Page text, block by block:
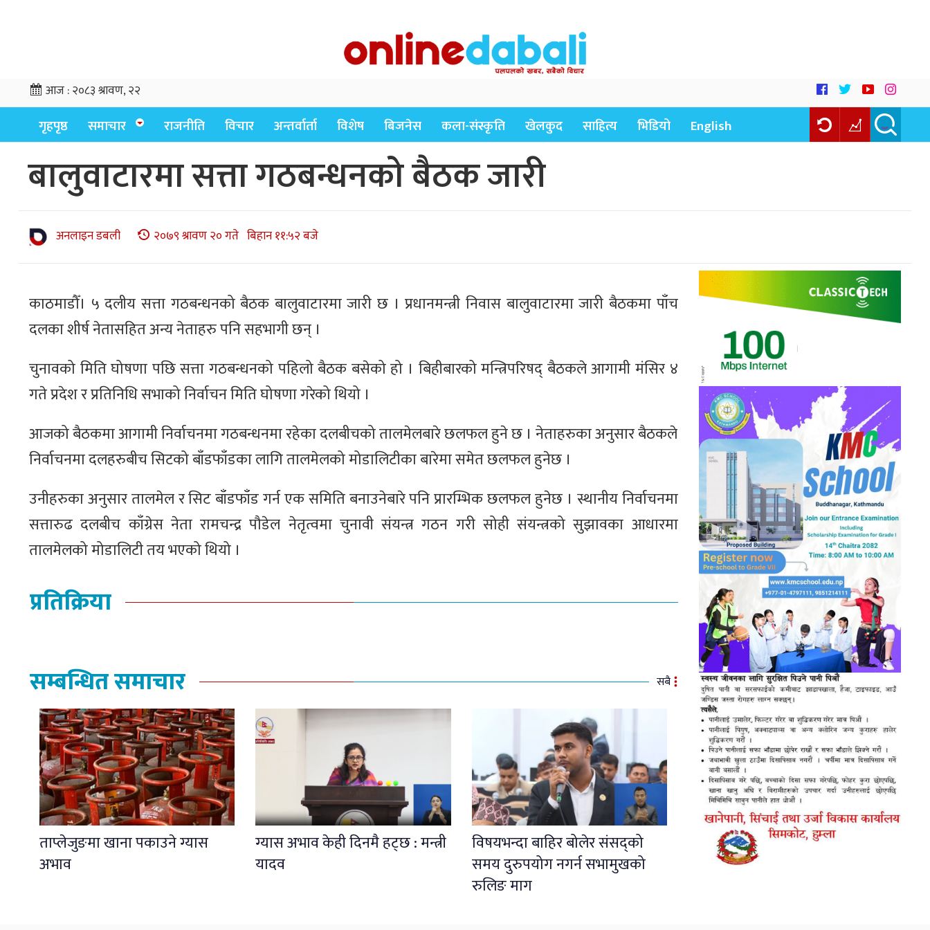
आज :२०८३ श्रावण, २२
गृहपृष्ठ समाचार राजनीति विचार अन्तर्वार्ता विशेष बिजनेस कला-संस्कृति खेलकुद साहित्य भिडियो English
बालुवाटारमा सत्ता गठबन्धनको बैठक जारी
अनलाइन डबली २०७९ श्रावण २० गते बिहान ११:५२ बजे
काठमाडौँ। ५ दलीय सत्ता गठबन्धनको बैठक बालुवाटारमा जारी छ । प्रधानमन्त्री निवास बालुवाटारमा जारी बैठकमा पाँच
दलका शीर्ष नेतासहित अन्य नेताहरु पनि सहभागी छन् ।
चुनावको मिति घोषणा पछि सत्ता गठबन्धनको पहिलो बैठक बसेको हो । बिहीबारको मन्त्रिपरिषद् बैठकले आगामी मंसिर ४
गते प्रदेश र प्रतिनिधि सभाको निर्वाचन मिति घोषणा गरेको थियो ।
आजको बैठकमा आगामी निर्वाचनमा गठबन्धनमा रहेका दलबीचको तालमेलबारे छलफल हुने छ । नेताहरुका अनुसार बैठकले
निर्वाचनमा दलहरुबीच सिटको बाँडफाँडका लागि तालमेलको मोडालिटीका बारेमा समेत छलफल हुनेछ ।
उनीहरुका अनुसार तालमेल र सिट बाँडफाँड गर्न एक समिति बनाउनेबारे पनि प्रारम्भिक छलफल हुनेछ । स्थानीय निर्वाचनमा
सत्तारुढ दलबीच काँग्रेस नेता रामचन्द्र पौडेल नेतृत्वमा चुनावी संयन्त्र गठन गरी सोही संयन्त्रको सुझावका आधारमा
तालमेलको मोडालिटी तय भएको थियो ।
प्रतिक्रिया
सम्बन्धित समाचार सबै
ताप्लेजुङमा खाना पकाउने ग्यास
अभाव
ग्यास अभाव केही दिनमै हट्छ : मन्त्री
यादव
विषयभन्दा बाहिर बोलेर संसद्को
समय दुरुपयोग नगर्न सभामुखको
रुलिङ माग